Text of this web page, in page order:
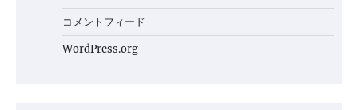
コメントフィード
WordPress.org